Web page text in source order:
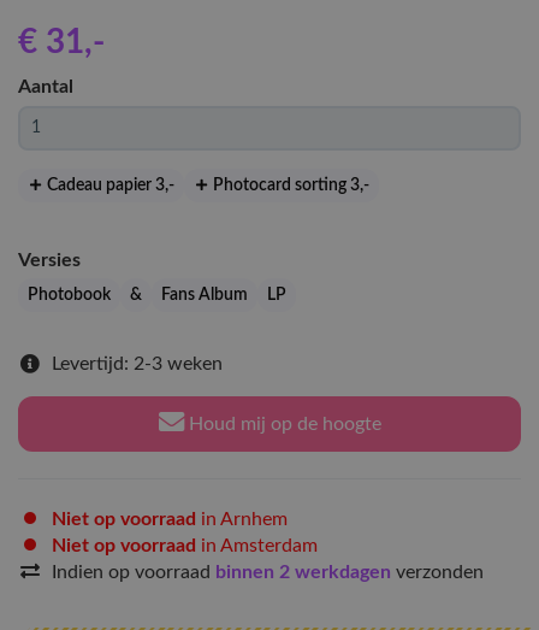
€ 31,-
Aantal
Cadeau papier 3,- Photocard sorting 3,-
Versies
Photobook & Fans Album LP
Levertijd: 2-3 weken
Houd mij op de hoogte
Niet op voorraad in Arnhem
Niet op voorraad in Amsterdam
Indien op voorraad binnen 2 werkdagen verzonden